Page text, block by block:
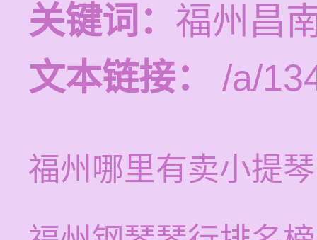
关键词： 福州昌
文本链接：
/a/
福州哪里有卖小提琴